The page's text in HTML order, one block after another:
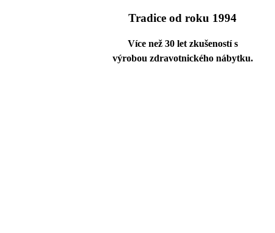
Tradice od roku 1994
Více než 30 let zkušeností s
výrobou zdravotnického nábytku.